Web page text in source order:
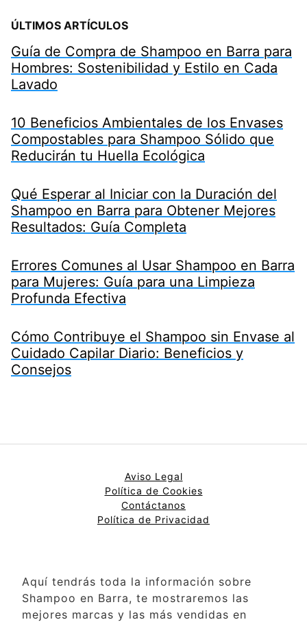
ÚLTIMOS ARTÍCULOS
Guía de Compra de Shampoo en Barra para
Hombres: Sostenibilidad y Estilo en Cada
Lavado
10 Beneficios Ambientales de los Envases
Compostables para Shampoo Sólido que
Reducirán tu Huella Ecológica
Qué Esperar al Iniciar con la Duración del
Shampoo en Barra para Obtener Mejores
Resultados: Guía Completa
Errores Comunes al Usar Shampoo en Barra
para Mujeres: Guía para una Limpieza
Profunda Efectiva
Cómo Contribuye el Shampoo sin Envase al
Cuidado Capilar Diario: Beneficios y
Consejos
Aviso Legal
Política de Cookies
Contáctanos
Política de Privacidad
Aquí tendrás toda la información sobre
Shampoo en Barra, te mostraremos las
mejores marcas y las más vendidas en